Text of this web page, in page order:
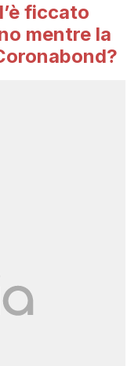
ficcato
mentre la